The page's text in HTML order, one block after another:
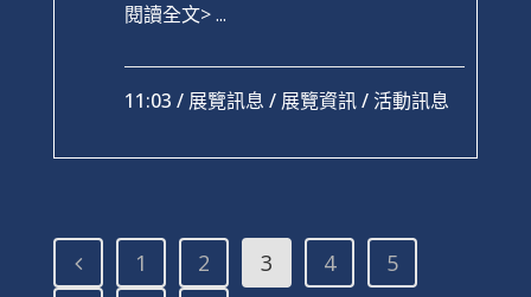
閱讀全文> ...
11:03 / 展覽訊息 / 展覽資訊/ 活動訊息
1 2 3 4
5